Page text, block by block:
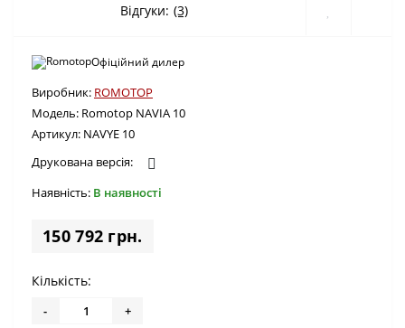
Відгуки: (3)
Виробник: ROMOTOP
Модель: Romotop NAVIA 10
Артикул: NAVYE 10
Друкована версія:
Наявність: В наявності
150 792 грн.
Офіційний дилер
Кількість:
- +